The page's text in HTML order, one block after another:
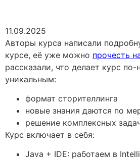
11.09.2025
Авторы курса написали
курсе, её уже можно прочесть
рассказали, что делает курс
уникальным:
формат сторителлинга
новые знания даются по
решение комплексных
Курс включает в себя:
Java + IDE: работаем в